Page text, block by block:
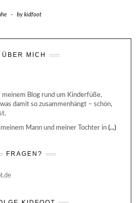
- bykidfoot
ÜBER MICH
meinem Blog rund um Kinderfüße,
damit so zusammenhängt – schön,
Mann und meiner Tochter in (...)
FRAGEN?